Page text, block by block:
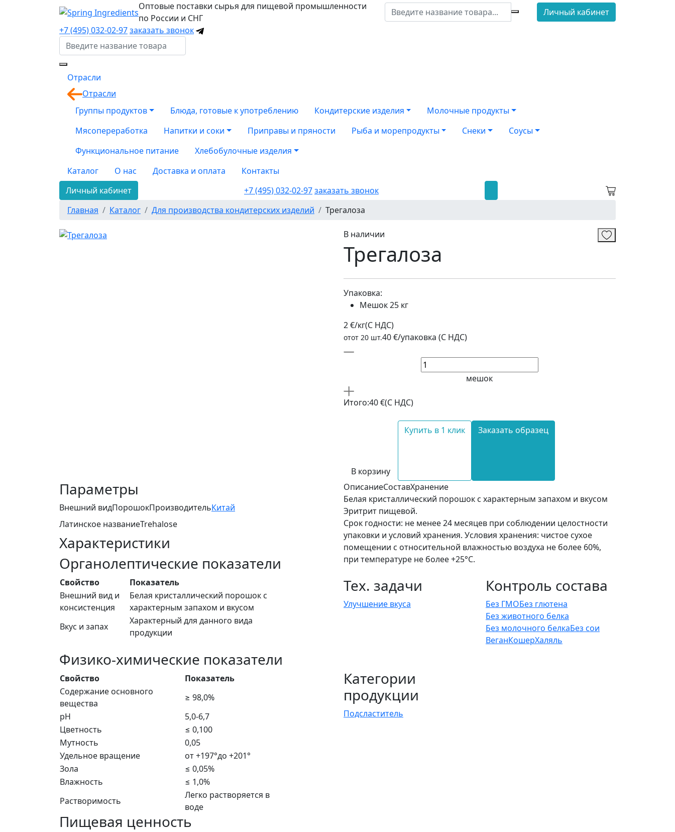
Оптовые поставки сырья для пищевой промышленности
по России и СНГ
Личный кабинет
+7 (495) 032-02-97заказать звонок
Отрасли
Отрасли
Группы продуктов
Блюда, готовые к употреблению Кондитерские изделия
Молочные продукты
Мясопереработка
Напитки и соки Приправы и пряности Рыба и морепродукты Снеки
Соусы
Функциональное питание
Хлебобулочные изделия
Каталог
О нас Доставка и оплата
Контакты
Личный кабинет
+7 (495) 032-02-97заказать звонок
Главная
Каталог Для производства кондитерских изделий Трегалоза
В наличии
Трегалоза
Упаковка:
Мешок 25 кг
2 €/кг(C НДС)
отот 20 шт.40 €/упаковка (С НДС)
мешок
Итого:40 €(С НДС)
В корзину
Купить в 1 клик Заказать образец
Параметры
Внешний видПорошокПроизводительКитай
Латинское названиеTrehalose
Характеристики
Органолептические показатели
Свойство
Показатель
Внешний вид и
консистенция
Белая кристаллический порошок с
характерным запахом и вкусом
Вкус и запах
Характерный для данного вида
продукции
Физико-химические показатели
Свойство
Показатель
Содержание основного
вещества
≥ 98,0%
рН
5,0-6,7
Цветность
≤ 0,100
Мутность
0,05
Удельное вращение
от +197°до +201°
Зола
≤ 0,05%
Влажность
≤ 1,0%
Растворимость
Легко растворяется в
воде
Пищевая ценность
ОписаниеСоставХранение
Белая кристаллический порошок с характерным запахом и вкусом
Эритрит пищевой.
Срок годности: не менее 24 месяцев при соблюдении целостности
упаковки и условий хранения. Условия хранения: чистое сухое
помещении с относительной влажностью воздуха не более 60%,
при температуре не более +25°С.
Тех. задачи
Улучшение вкуса
Контроль состава
Без ГМОБез глютена
Без животного белка
Без молочного белкаБез сои
ВеганКошерХаляль
Категории
продукции
Подсластитель